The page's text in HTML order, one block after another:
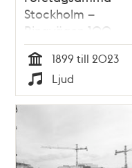
Stockholm –
Ringvägen 100,
Åhléns
Tid
1899 till 2023
Typ
Ljud